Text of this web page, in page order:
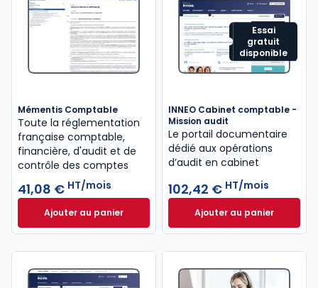
Mémentis Comptable
Toute la réglementation
française comptable,
financière, d'audit et de
contrôle des comptes
41,08 € HT/mois
Ajouter au panierMémentis Comptable à 41,08 € HT/mois
Essai
gratuit
disponible
INNEO Cabinet comptable -
Mission audit
Le portail documentaire
dédié aux opérations
d’audit en cabinet
102,42 € HT/mois
Ajouter au panier
INNEO Cabinet